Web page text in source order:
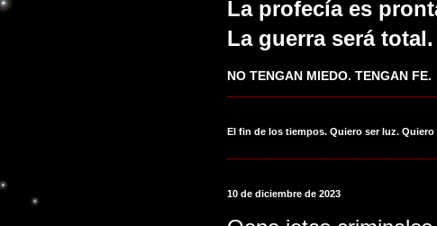
La profecía es
La guerra será total.
NO TENGAN MIEDO. TENGAN FE.
El fin de los tiempos. Quiero ser luz. Quiero
10 de diciembre de 2023